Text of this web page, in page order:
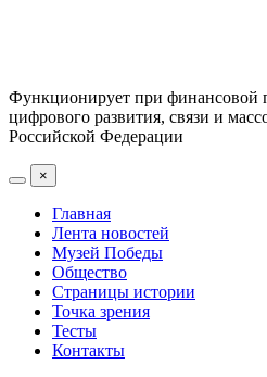
Функционирует при финансовой
цифрового развития, связи и
Российской Федерации
×
Главная
Лента новостей
Музей Победы
Общество
Страницы истории
Точка зрения
Тесты
Контакты